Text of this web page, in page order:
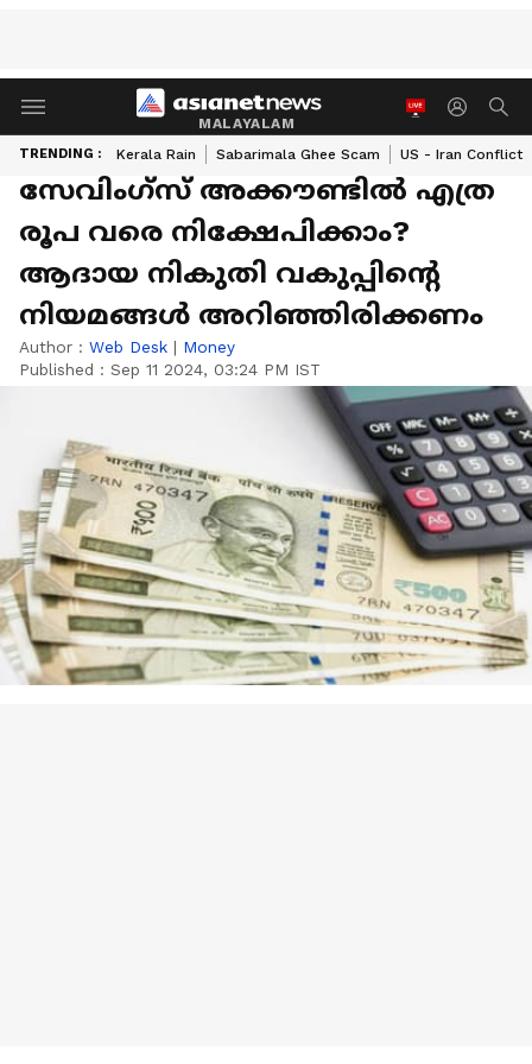
MALAYALAM
TRENDING : Kerala Rain Sabarimala Ghee Scam US - Iran Conflict
സേവിംഗ്സ് അക്കൗണ്ടിൽ എത്ര
രൂപ വരെ നിക്ഷേപിക്കാം?
ആദായ നികുതി വകുപ്പിൻ്റെ
നിയമങ്ങൾ അറിഞ്ഞിരിക്കണം
Author : Web Desk | Money
Published : Sep 11 2024, 03:24 PM IST